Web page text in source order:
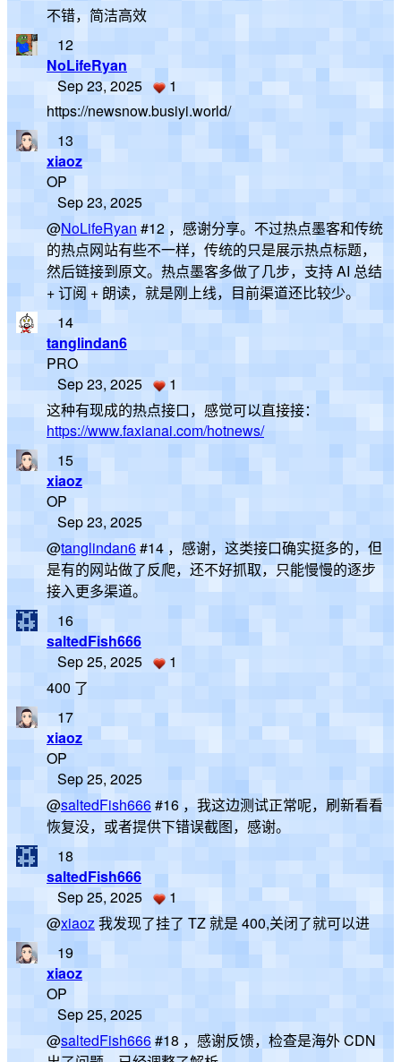
不错，简洁高效
12
NoLifeRyan
Sep 23, 2025
1
https://newsnow.busiyi.world/
13
xiaoz
OP
Sep 23, 2025
@NoLifeRyan #12 ，感谢分享。不过热点墨客和传统
的热点网站有些不一样，传统的只是展示热点标题，
然后链接到原文。热点墨客多做了几步，支持 AI 总结
+ 订阅 + 朗读，就是刚上线，目前渠道还比较少。
14
tanglindan6
PRO
Sep 23, 2025
1
这种有现成的热点接口，感觉可以直接接：
https://www.faxianai.com/hotnews/
15
xiaoz
OP
Sep 23, 2025
@tanglindan6#14 ，感谢，这类接口确实挺多的，但
是有的网站做了反爬，还不好抓取，只能慢慢的逐步
接入更多渠道。
16
saltedFish666
Sep 25, 2025
1
400 了
17
xiaoz
OP
Sep 25, 2025
@saltedFish666#16 ，我这边测试正常呢，刷新看看
恢复没，或者提供下错误截图，感谢。
18
saltedFish666
Sep 25, 2025
1
@xiaoz我发现了挂了 TZ 就是 400,关闭了就可以进
19
xiaoz
OP
Sep 25, 2025
@saltedFish666#18 ，感谢反馈，检查是海外 CDN